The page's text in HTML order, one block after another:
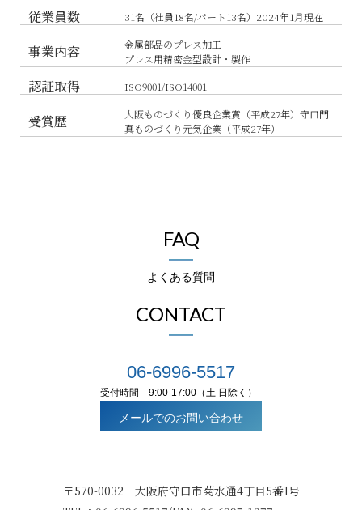
従業員数 31名（社員18名/パート13名）2024年1月現在
事業内容
金属部品のプレス加工
プレス用精密金型設計・製作
認証取得 ISO9001/ISO14001
受賞歴
大阪ものづくり優良企業賞（平成27年）守口門
真ものづくり元気企業（平成27年）
FAQ
よくある質問
CONTACT
06-6996-5517
受付時間 9:00-17:00（土 日除く）
メールでのお問い合わせ
〒570-0032 大阪府守口市菊水通4丁目5番1号